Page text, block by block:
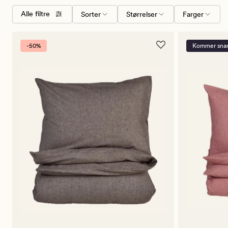
Alle filtre
Velg
sorteringsrekkefølge
Sorter Størrelser
Størrelser Farger
Farger
-50% Kommer